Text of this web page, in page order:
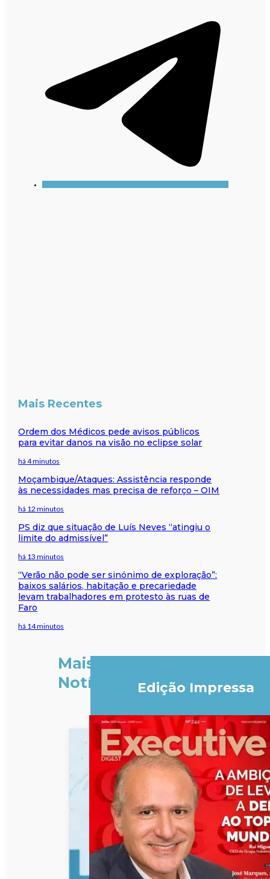
Mais Recentes
Ordem dos Médicos pede avisos públicos
para evitar danos na visão no eclipse solar
há 4 minutos
Moçambique/Ataques: Assistência responde
às necessidades mas precisa de reforço – OIM
há 12 minutos
PS diz que situação de Luís Neves “atingiu o
limite do admissível”
há 13 minutos
“Verão não pode ser sinónimo de exploração”:
baixos salários, habitação e precariedade
levam trabalhadores em protesto às ruas de
Faro
há 14 minutos
Mais
Notícias
Edição Impressa